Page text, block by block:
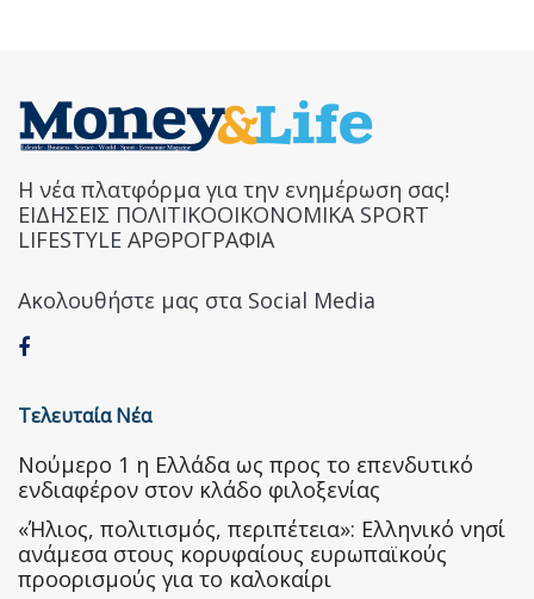
Η νέα πλατφόρμα για την ενημέρωση σας!
ΕΙΔΗΣΕΙΣ ΠΟΛΙΤΙΚΟΟΙΚΟΝΟΜΙΚΑ SPORT
LIFESTYLE ΑΡΘΡΟΓΡΑΦΙΑ
Ακολουθήστε μας στα Social Media
Τελευταία Νέα
Nούμερο 1 η Ελλάδα ως προς το επενδυτικό
ενδιαφέρον στον κλάδο φιλοξενίας
«Ήλιος, πολιτισμός, περιπέτεια»: Ελληνικό νησί
ανάμεσα στους κορυφαίους ευρωπαϊκούς
προορισμούς για το καλοκαίρι